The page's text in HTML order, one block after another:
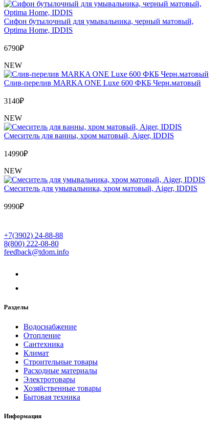
Сифон бутылочный для умывальника, черный матовый,
Optima Home, IDDIS
6790₽
NEW
Слив-перелив MARKA ONE Luxe 600 ФКБ Черн.матовый
3140₽
NEW
Cмеситель для ванны, хром матовый, Aiger, IDDIS
14990₽
NEW
Cмеситель для умывальника, хром матовый, Aiger, IDDIS
9990₽
+7(3902) 24-88-88
8(800) 222-08-80
feedback@tdom.info
Разделы
Водоснабжение
Отопление
Сантехника
Климат
Строительные товары
Расходные материалы
Электротовары
Хозяйственные товары
Бытовая техника
Информация